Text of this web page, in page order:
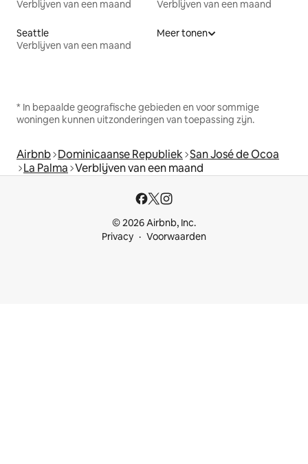
Verblijven van een maand Verblijven van een maand
Seattle
Verblijven van een maand
Meer tonen
* In bepaalde geografische gebieden en voor sommige
woningen kunnen uitzonderingen van toepassing zijn.
Airbnb Dominicaanse Republiek San José de Ocoa
La Palma Verblijven van een maand
© 2026 Airbnb, Inc.
Privacy
Voorwaarden